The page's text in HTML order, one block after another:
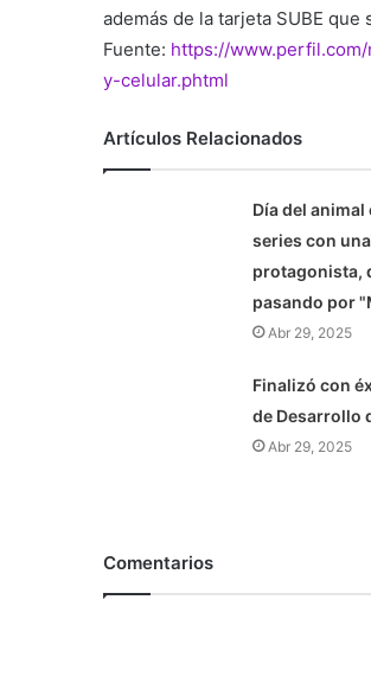
además de la tarjeta SUBE que
Fuente: https://
y-celular.phtml
Artículos Relacionados
Día del
series con
protagonista,
pasando por
Abr 29, 2025
Finalizó con
de Desarrollo
Abr 29, 2025
Comentarios